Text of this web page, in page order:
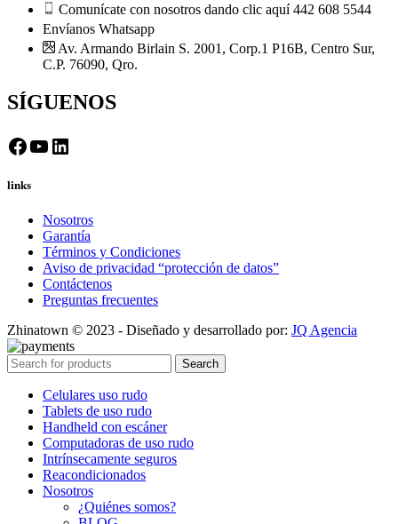
Comunícate con nosotros dando clic aquí 442 608 5544
Envíanos Whatsapp
Av. Armando Birlain S. 2001, Corp.1 P16B, Centro Sur,
C.P. 76090, Qro.
SÍGUENOS
Facebook
YouTube
LinkedIn
links
Nosotros
Garantía
Términos y Condiciones
Aviso de privacidad “protección de datos”
Contáctenos
Preguntas frecuentes
Zhinatown © 2023 - Diseñado y desarrollado por: JQ Agencia
Search
Celulares uso rudo
Tablets de uso rudo
Handheld con escáner
Computadoras de uso rudo
Intrínsecamente seguros
Reacondicionados
Nosotros
¿Quiénes somos?